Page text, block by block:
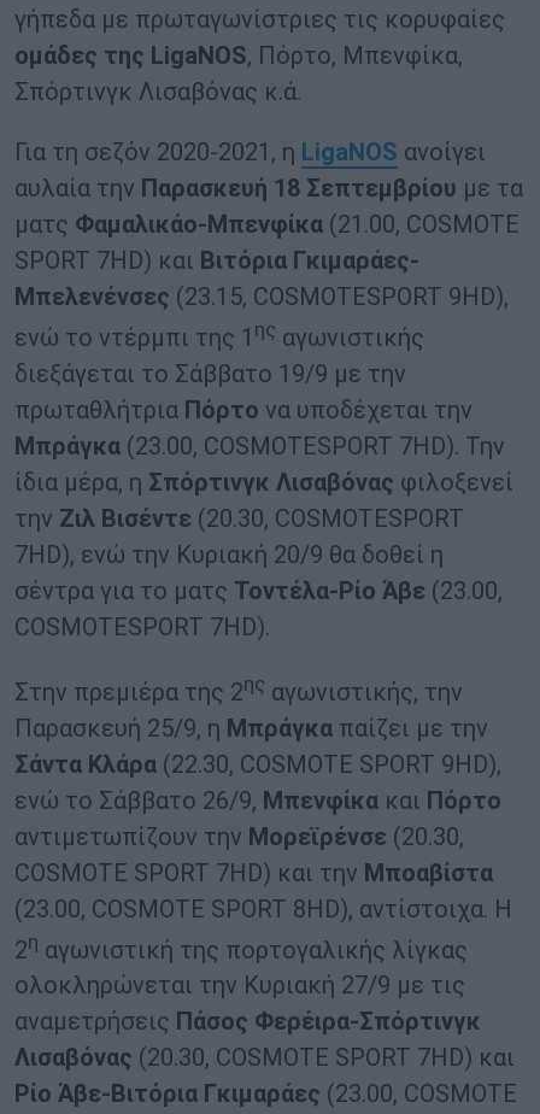
γήπεδα με πρωταγωνίστριες τις κορυφαίες
ομάδες της LigaNOS, Πόρτο, Μπενφίκα,
Σπόρτινγκ Λισαβόνας κ.ά.
Για τη σεζόν 2020-2021, η LigaNOS ανοίγει
αυλαία την Παρασκευή 18 Σεπτεμβρίου με τα
ματς Φαμαλικάο-Μπενφίκα (21.00, COSMOTE
SPORT 7HD) και Βιτόρια Γκιμαράες-
Μπελενένσες (23.15, COSMOTESPORT 9HD),
ενώ το ντέρμπι της 1 ης αγωνιστικής
διεξάγεται το Σάββατο 19/9 με την
πρωταθλήτρια Πόρτο να υποδέχεται την
Μπράγκα (23.00, COSMOTESPORT 7HD). Την
ίδια μέρα, η Σπόρτινγκ Λισαβόνας φιλοξενεί
την Ζιλ Βισέντε (20.30, COSMOTESPORT
7HD), ενώ την Κυριακή 20/9 θα δοθεί η
σέντρα για το ματς Τοντέλα-Ρίο Άβε (23.00,
COSMOTESPORT 7HD).
Στην πρεμιέρα της 2ης αγωνιστικής, την
Παρασκευή 25/9, η Μπράγκα παίζει με την
Σάντα Κλάρα (22.30, COSMOTE SPORT 9HD),
ενώ το Σάββατο 26/9, Μπενφίκα και Πόρτο
αντιμετωπίζουν την Μορεϊρένσε (20.30,
COSMOTE SPORT 7HD) και την Μποαβίστα
(23.00, COSMOTE SPORT 8HD), αντίστoιχα. Η
2η αγωνιστική της πορτογαλικής λίγκας
ολοκληρώνεται την Κυριακή 27/9 με τις
αναμετρήσεις Πάσος Φερέιρα-Σπόρτινγκ
Λισαβόνας (20.30, COSMOTE SPORT 7HD) και
Ρίο Άβε-Βιτόρια Γκιμαράες (23.00, COSMOTE